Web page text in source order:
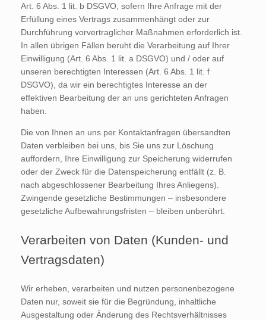
Art. 6 Abs. 1 lit. b DSGVO, sofern Ihre Anfrage mit der
Erfüllung eines Vertrags zusammenhängt oder zur
Durchführung vorvertraglicher Maßnahmen erforderlich ist.
In allen übrigen Fällen beruht die Verarbeitung auf Ihrer
Einwilligung (Art. 6 Abs. 1 lit. a DSGVO) und / oder auf
unseren berechtigten Interessen (Art. 6 Abs. 1 lit. f
DSGVO), da wir ein berechtigtes Interesse an der
effektiven Bearbeitung der an uns gerichteten Anfragen
haben.
Die von Ihnen an uns per Kontaktanfragen übersandten
Daten verbleiben bei uns, bis Sie uns zur Löschung
auffordern, Ihre Einwilligung zur Speicherung widerrufen
oder der Zweck für die Datenspeicherung entfällt (z. B.
nach abgeschlossener Bearbeitung Ihres Anliegens).
Zwingende gesetzliche Bestimmungen – insbesondere
gesetzliche Aufbewahrungsfristen – bleiben unberührt.
Verarbeiten von Daten (Kunden- und
Vertragsdaten)
Wir erheben, verarbeiten und nutzen personenbezogene
Daten nur, soweit sie für die Begründung, inhaltliche
Ausgestaltung oder Änderung des Rechtsverhältnisses